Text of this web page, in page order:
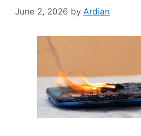
June 2, 2026 by Ardian